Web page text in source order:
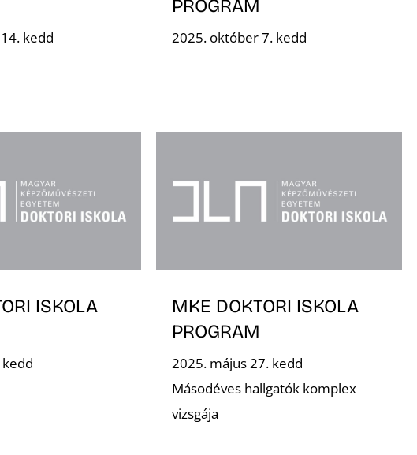
kedd
PROGRAM
2025. október 7. kedd
ISKOLA
MKE DOKTORI ISKOLA
PROGRAM
2025. május 27. kedd
Másodéves hallgatók komplex
vizsgája